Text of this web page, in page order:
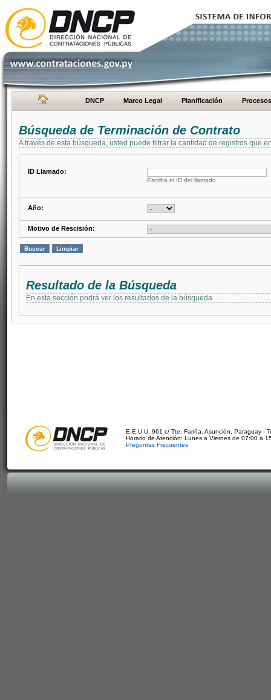
DNCP Marco Legal Planificación Procesos
Búsqueda de Terminación de Contrato
A través de esta búsqueda, usted puede filtrar la cantidad de registros que
ID Llamado:
Escriba el ID del llamado
Año:
Motivo de Rescisión:
Resultado de la Búsqueda
En esta sección podrá ver los resultados de la búsqueda
E.E.U.U. 961 c/ Tte. Fariña. Asunción, Paraguay -
Horario de Atención: Lunes a Viernes de 07:00 a
Preguntas Frecuentes